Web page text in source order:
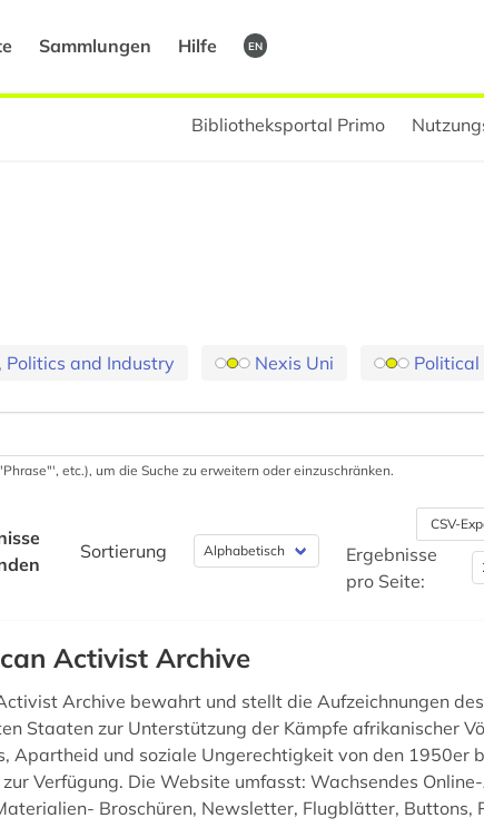
Sammlungen Hilfe EN
Bibliotheksportal Primo
Politics and Industry Nexis Uni Political
etc.), um die Suche zu erweitern oder einzuschränken.
Sortierung
CSV-
Ergebnisse
pro Seite:
Activist Archive
Archive bewahrt und stellt die Aufzeichnungen
Staaten zur Unterstützung der Kämpfe afrikanischer
Apartheid und soziale Ungerechtigkeit von den 1950er
zur Verfügung. Die Website umfasst: Wachsendes
Broschüren, Newsletter, Flugblätter, Buttons,